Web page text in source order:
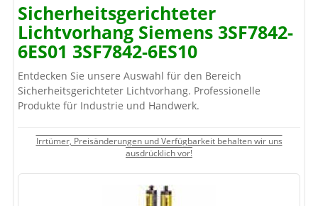
Sicherheitsgerichteter
Lichtvorhang Siemens 3SF7842-
6ES01 3SF7842-6ES10
Entdecken Sie unsere Auswahl für den Bereich
Sicherheitsgerichteter Lichtvorhang. Professionelle
Produkte für Industrie und Handwerk.
Irrtümer, Preisänderungen und Verfügbarkeit behalten wir uns
ausdrücklich vor!